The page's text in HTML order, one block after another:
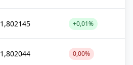
1,802145 +0,01%
1,802044 0,00%